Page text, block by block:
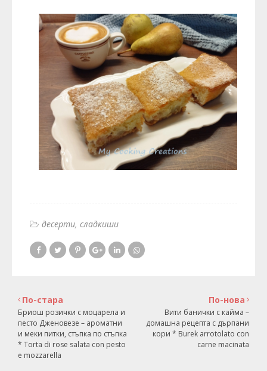
десерти сладкиши
По-нова
Вити банички с кайма –
домашна рецепта с дърпани
кори * Burek arrotolato con
carne macinata
По-стара
Бриош розички с моцарела и
песто Дженовезе – ароматни
и меки питки, стъпка по стъпка
* Torta di rose salata con pesto
e mozzarella